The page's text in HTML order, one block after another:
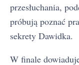
przesłuchania,
próbują poznać
sekrety Dawidka.
W finale